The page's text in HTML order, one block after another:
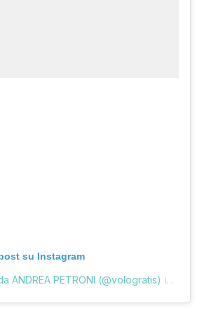
su Instagram
ANDREA PETRONI (@vologratis) in data: